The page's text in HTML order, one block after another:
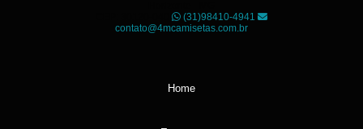
(31)98410-4941
contato@4mcamisetas.com.br
Home